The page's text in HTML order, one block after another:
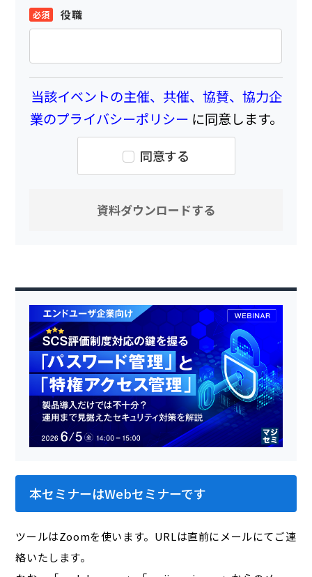
役職
当該イベントの主催、共催、協賛、協力企
業のプライバシーポリシー に同意します。
同意する
本セミナーはWebセミナーです
ツールはZoomを使います。URLは直前にメールにてご連
絡いたします。